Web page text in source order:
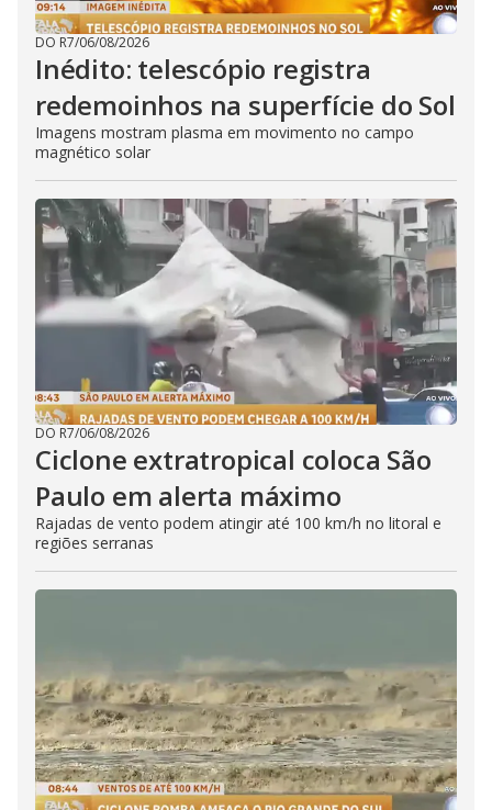
DO R7/06/08/2026
Inédito: telescópio registra
redemoinhos na superfície do Sol
Imagens mostram plasma em movimento no campo
magnético solar
DO R7/06/08/2026
Ciclone extratropical coloca São
Paulo em alerta máximo
Rajadas de vento podem atingir até 100 km/h no litoral e
regiões serranas